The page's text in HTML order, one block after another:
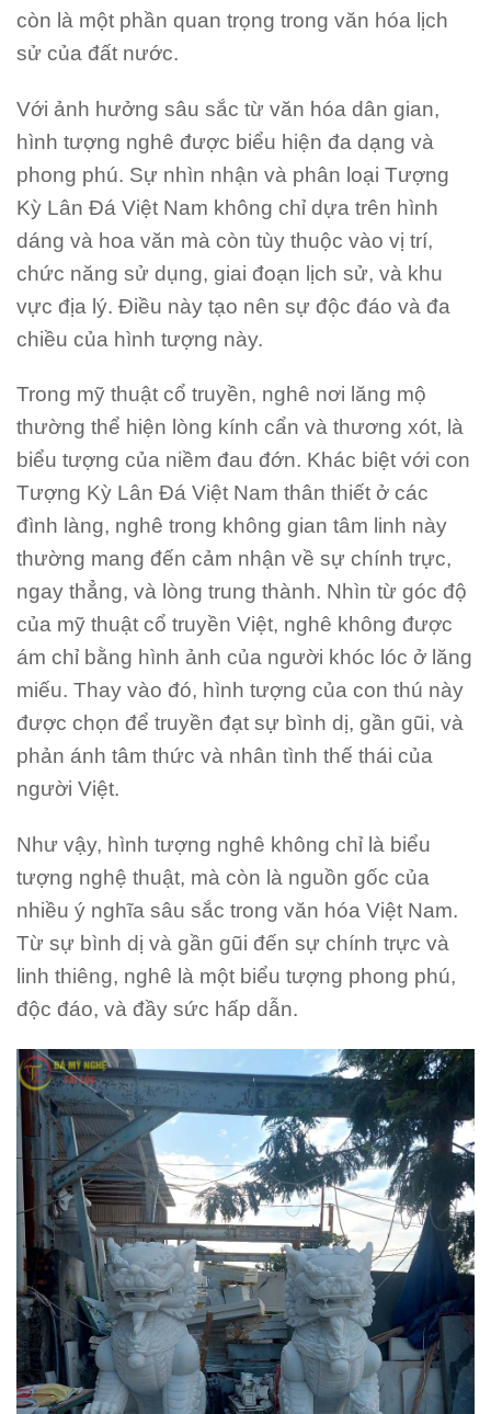
còn là một phần quan trọng trong văn hóa lịch
sử của đất nước.
Với ảnh hưởng sâu sắc từ văn hóa dân gian,
hình tượng nghê được biểu hiện đa dạng và
phong phú. Sự nhìn nhận và phân loại Tượng
Kỳ Lân Đá Việt Nam không chỉ dựa trên hình
dáng và hoa văn mà còn tùy thuộc vào vị trí,
chức năng sử dụng, giai đoạn lịch sử, và khu
vực địa lý. Điều này tạo nên sự độc đáo và đa
chiều của hình tượng này.
Trong mỹ thuật cổ truyền, nghê nơi lăng mộ
thường thể hiện lòng kính cẩn và thương xót, là
biểu tượng của niềm đau đớn. Khác biệt với con
Tượng Kỳ Lân Đá Việt Nam thân thiết ở các
đình làng, nghê trong không gian tâm linh này
thường mang đến cảm nhận về sự chính trực,
ngay thẳng, và lòng trung thành. Nhìn từ góc độ
của mỹ thuật cổ truyền Việt, nghê không được
ám chỉ bằng hình ảnh của người khóc lóc ở lăng
miếu. Thay vào đó, hình tượng của con thú này
được chọn để truyền đạt sự bình dị, gần gũi, và
phản ánh tâm thức và nhân tình thế thái của
người Việt.
Như vậy, hình tượng nghê không chỉ là biểu
tượng nghệ thuật, mà còn là nguồn gốc của
nhiều ý nghĩa sâu sắc trong văn hóa Việt Nam.
Từ sự bình dị và gần gũi đến sự chính trực và
linh thiêng, nghê là một biểu tượng phong phú,
độc đáo, và đầy sức hấp dẫn.